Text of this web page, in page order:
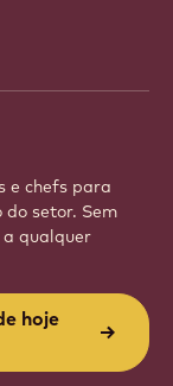
e chefs para
do setor. Sem
qualquer
hoje